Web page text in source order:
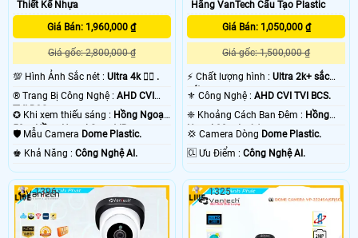
Thiết Kế Nhựa
Giá Bán: 1,960,000 ₫
Giá gốc: 2,800,000 ₫
💯 Hình Ảnh Sắc nét : Ultra 4k 👍🏾 .
®️ Trang Bị Công Nghệ : AHD CVI
TVI BCS.
✪ Khi xem thiếu sáng : Hồng Ngoại
50m Hồng Ngoại Smart IR.
🛡 Mẫu Camera Dome Plastic.
️♚ Khả Năng : Công Nghệ AI.
Hãng VanTech Cấu Tạo Plastic
Giá Bán: 1,050,000 ₫
Giá gốc: 1,500,000 ₫
️⚡ Chất lượng hình :Ultra 2k+ sắc
nét .
⚜️ Công Nghệ :AHD CVI TVI BCS.
❈ Khoảng Cách Ban Đêm : Hồng
Ngoại 30m Led Array.
💢 Camera Dòng Dome Plastic.
️🆑 Ưu Điểm :Công Nghệ AI.
1396 1325